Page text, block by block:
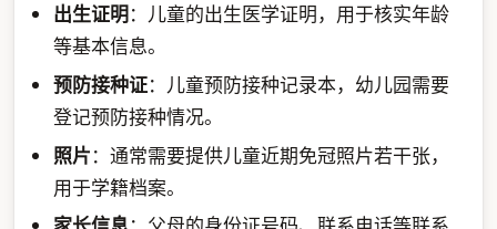
出生证明：儿童的出生医学证明，用于核实年龄
等基本信息。
预防接种证：儿童预防接种记录本，幼儿园需要
登记预防接种情况。
照片：通常需要提供儿童近期免冠照片若干张，
用于学籍档案。